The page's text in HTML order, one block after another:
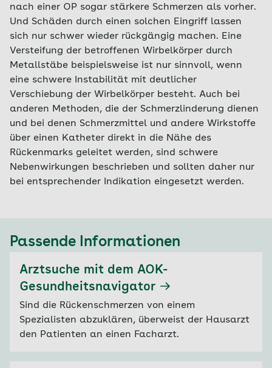
nach einer OP sogar stärkere Schmerzen als vorher.
Und Schäden durch einen solchen Eingriff lassen
sich nur schwer wieder rückgängig machen. Eine
Versteifung der betroffenen Wirbelkörper durch
Metallstäbe beispielsweise ist nur sinnvoll, wenn
eine schwere Instabilität mit deutlicher
Verschiebung der Wirbelkörper besteht. Auch bei
anderen Methoden, die der Schmerzlinderung dienen
und bei denen Schmerzmittel und andere Wirkstoffe
über einen Katheter direkt in die Nähe des
Rückenmarks geleitet werden, sind schwere
Nebenwirkungen beschrieben und sollten daher nur
bei entsprechender Indikation eingesetzt werden.
Passende Informationen
Arztsuche mit dem AOK-
Gesundheitsnavigator
Sind die Rückenschmerzen von einem
Spezialisten abzuklären, überweist der Hausarzt
den Patienten an einen Facharzt.